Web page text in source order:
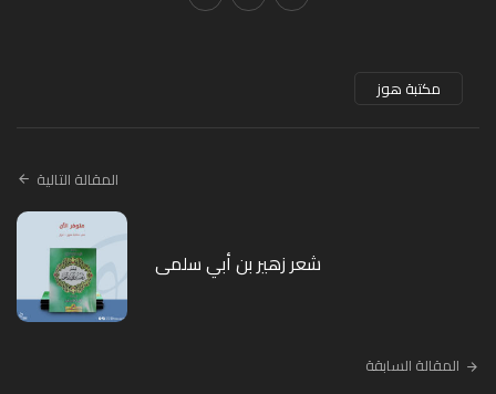
مكتبة هوز
المقالة التالية
شعر زهير بن أبي سلمى
المقالة السابقة